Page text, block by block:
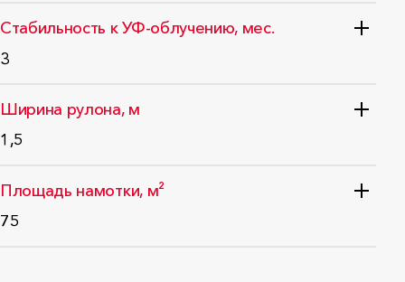
Стабильность к УФ-облучению, мес.
3
Ширина рулона, м
1,5
Площадь намотки, м²
75